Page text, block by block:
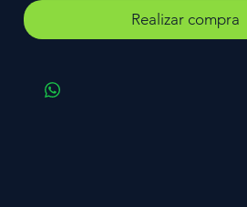
Realizar compra